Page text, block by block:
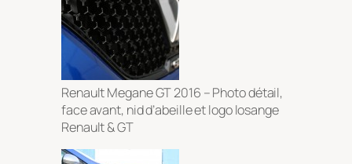
Renault Megane GT 2016 – Photo détail,
face avant, nid d’abeille et logo losange
Renault & GT